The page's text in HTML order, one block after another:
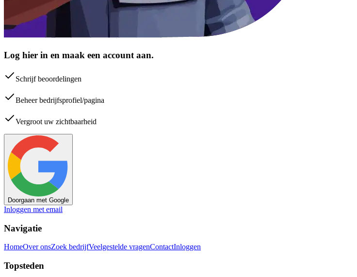
Log hier in en maak een account aan.
Schrijf beoordelingen
Beheer bedrijfsprofiel/pagina
Vergroot uw zichtbaarheid
Doorgaan met Google
Inloggen met email
Navigatie
HomeOver onsZoek bedrijfVeelgestelde vragenContactInloggen
Topsteden